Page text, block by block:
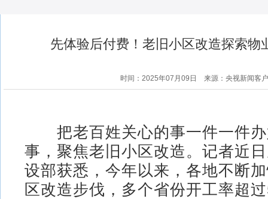
先体验后付费！老旧小区改造探索物
时间：2025年07月09日 来源：央视新闻客
把老百姓关心的事一件一件办
事，聚焦老旧小区改造。记者近
设部获悉，今年以来，各地不断
区改造步伐，多个省份开工率超